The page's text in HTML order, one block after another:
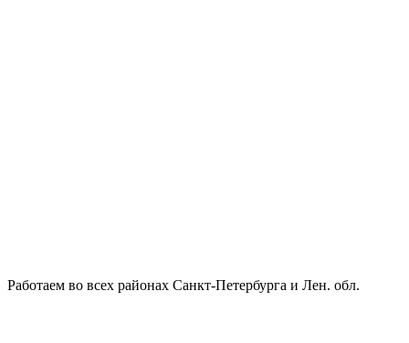
Работаем во всех районах Санкт-Петербурга и Лен. обл.